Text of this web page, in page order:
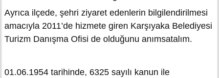
Ayrıca ilçede, şehri ziyaret edenlerin bilgilendirilmesi
amacıyla 2011’de hizmete giren Karşıyaka Belediyesi
Turizm Danışma Ofisi de olduğunu anımsatalım.
01.06.1954 tarihinde, 6325 sayılı kanun ile